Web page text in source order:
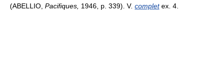
(ABELLIO, Pacifiques, 1946, p. 339). V. completex. 4.